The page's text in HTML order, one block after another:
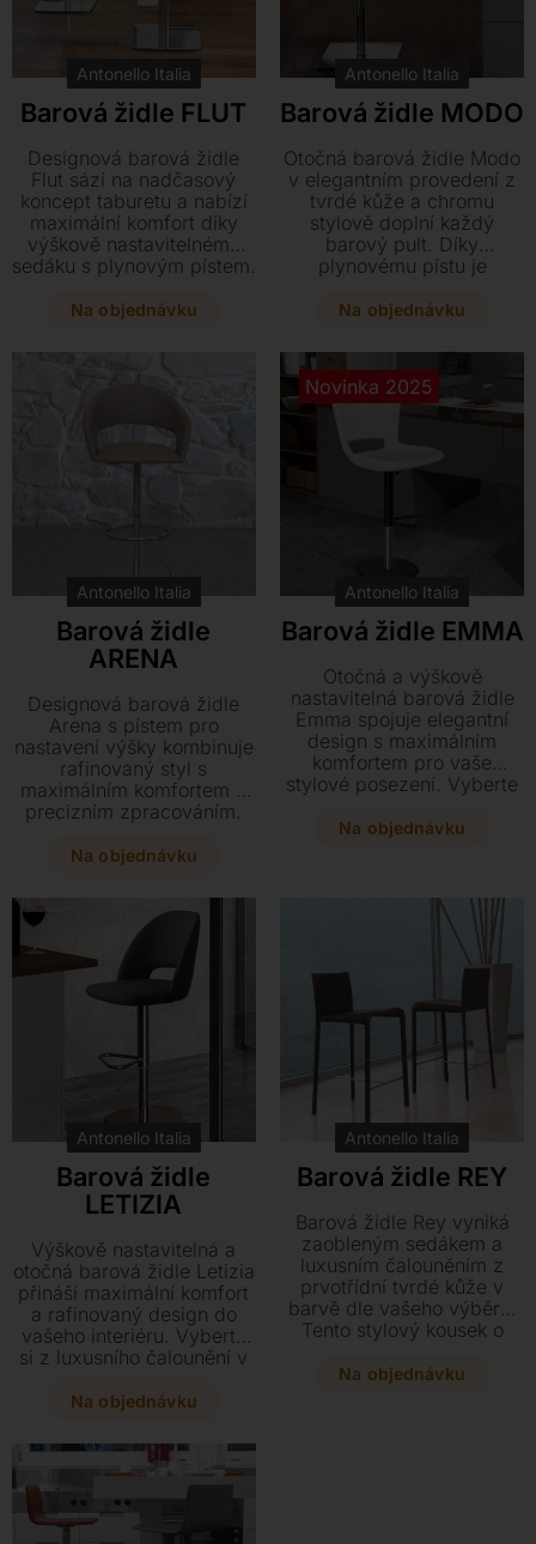
Antonello Italia
Barová židle FLUT
Designová barová židle
Flut sází na nadčasový
koncept taburetu a nabízí
maximální komfort díky
výškově nastavitelnému
sedáku s plynovým pístem.
čalounění z kůže či textilu
tímto elegantním kouskem
Na objednávku
Antonello Italia
Barová židle MODO
Otočná barová židle Modo
v elegantním provedení z
tvrdé kůže a chromu
stylově doplní každý
barový pult. Díky
plynovému pístu je
rozmezí 58–84 cm, což
na míru vašim potřebám.
Na objednávku
Antonello Italia
Barová židle
ARENA
Designová barová židle
Arena s pístem pro
nastavení výšky kombinuje
rafinovaný styl s
maximálním komfortem a
precizním zpracováním.
konstrukce v kombinaci s
textilu vytvoří luxusní
prvek ve vašem interiéru.
Na objednávku
Novinka 2025
Antonello Italia
Barová židle EMMA
Otočná a výškově
nastavitelná barová židle
Emma spojuje elegantní
design s maximálním
komfortem pro vaše
stylové posezení. Vyberte
v kůži či textilu a
přesně podle svého vkusu.
Tato funkční židle o
rozměrech 52 x 58 x v.
luxusním prvkem každého
baru.
Na objednávku
Antonello Italia
Barová židle
LETIZIA
Výškově nastavitelná a
otočná barová židle Letizia
přináší maximální komfort
a rafinovaný design do
vašeho interiéru. Vyberte
si z luxusního čalounění v
chromovém nebo černém
svého stylu. Tato stylová
židle o rozměrech 50 x 60
cm se díky své variabilitě
dokonale přizpůsobí
každému barovému pultu.
Na objednávku
Antonello Italia
Barová židle REY
Barová židle Rey vyniká
zaobleným sedákem a
luxusním čalouněním z
prvotřídní tvrdé kůže v
barvě dle vašeho výběru.
Tento stylový kousek o
cm s výškou sedu 65 cm
Na objednávku